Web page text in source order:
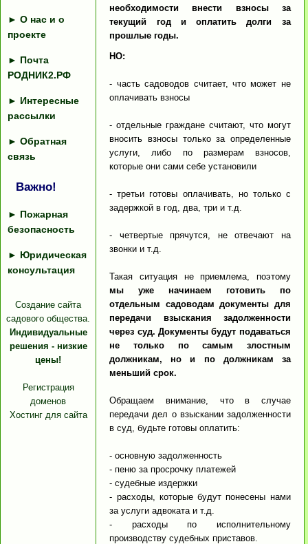
► О нас и о
проекте
► Почта
РОДНИК2.РФ
► Интересные
рассылки
► Обратная
связь
Важно!
► Пожарная
безопасность
► Юридическая
консультация
Создание сайта
садового общества.
Индивидуальные
решения - низкие
цены!
Регистрация
доменов
Хостинг для сайта
необходимости внести взносы за
текущий год и оплатить долги за
прошлые годы.
НО:
- часть садоводов считает, что может не
оплачивать взносы
- отдельные граждане считают, что могут
вносить взносы только за определенные
услуги, либо по размерам взносов,
которые они сами себе установили
- третьи готовы оплачивать, но только с
задержкой в год, два, три и т.д.
- четвертые прячутся, не отвечают на
звонки и т.д.
Такая ситуация не приемлема, поэтому
мы уже начинаем готовить по
отдельным садоводам документы для
передачи взыскания задолженности
через суд. Документы будут подаваться
не только по самым злостным
должникам, но и по должникам за
меньший срок.
Обращаем внимание, что в случае
передачи дел о взыскании задолженности
в суд, будьте готовы оплатить:
- основную задолженность
- пеню за просрочку платежей
- судебные издержки
- расходы, которые будут понесены нами
за услуги адвоката и т.д.
- расходы по исполнительному
производству судебных приставов.